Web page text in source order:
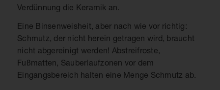
Verdünnung die Keramik an.
Eine Binsenweisheit, aber nach wie vor richtig:
Schmutz, der nicht herein getragen wird, braucht
nicht abgereinigt werden! Abstreifroste,
Fußmatten, Sauberlaufzonen vor dem
Eingangsbereich halten eine Menge Schmutz ab.